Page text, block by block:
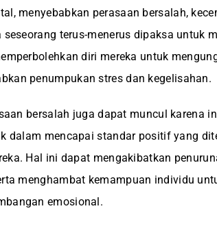
menyebabkan perasaan bersalah,
seseorang terus-menerus dipaksa untuk
diri mereka untuk
penumpukan stres dan kegelisahan.
bersalah juga dapat muncul karena
dalam mencapai standar positif yang
Hal ini dapat mengakibatkan
menghambat kemampuan individu
emosional.